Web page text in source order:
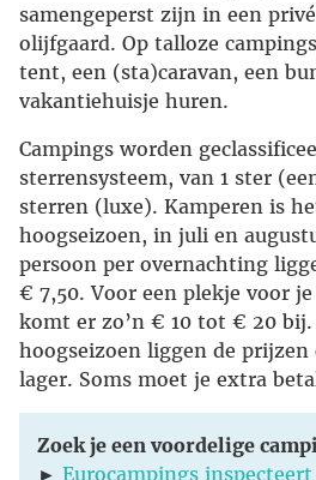
samengeperst zijn in een
olijfgaard. Op talloze
tent, een (sta)caravan, een
vakantiehuisje huren.
Campings worden
sterrensysteem, van 1 ster
sterren (luxe). Kamperen is
hoogseizoen, in juli en
persoon per overnachting
€ 7,50. Voor een plekje voor
komt er zo’n € 10 tot € 20
hoogseizoen liggen de prijzen
lager. Soms moet je extra
Zoek je een voordelige
► Eurocampings